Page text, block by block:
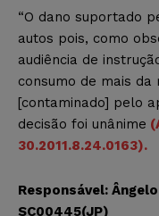
“O dano suportado
autos pois, como
audiência de
consumo de mais
[contaminado] pelo
decisão foi unânime
30.2011.8.24.0163).
Responsável:
SC00445(JP)